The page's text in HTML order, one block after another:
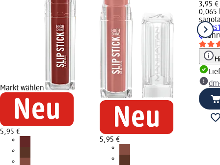
Markt wählen
5,95 €
5,95 €
3,95 €
0,065
g